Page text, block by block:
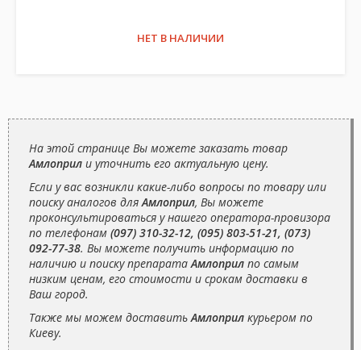
НЕТ В НАЛИЧИИ
На этой странице Вы можете заказать товар
Амлоприл и уточнить его актуальную цену.
Если у вас возникли какие-либо вопросы по товару или
поиску аналогов дляАмлоприл, Вы можете
проконсультироваться у нашего оператора-провизора
по телефонам (097) 310-32-12, (095) 803-51-21, (073)
092-77-38. Вы можете получить информацию по
наличию и поиску препаратаАмлоприл по самым
низким ценам, его стоимости и срокам доставки в
Ваш город.
Также мы можем доставитьАмлоприл курьером по
Киеву.